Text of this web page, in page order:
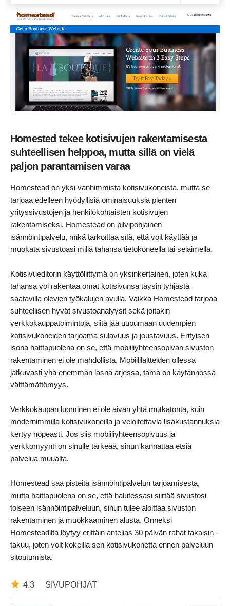
Homested tekee kotisivujen rakentamisesta
suhteellisen helppoa, mutta sillä on vielä
paljon parantamisen varaa
Homestead on yksi vanhimmista kotisivukoneista, mutta se
tarjoaa edelleen hyödyllisiä ominaisuuksia pienten
yrityssivustojen ja henkilökohtaisten kotisivujen
rakentamiseksi. Homestead on pilvipohjainen
isännöintipalvelu, mikä tarkoittaa sitä, että voit käyttää ja
muokata sivustoasi millä tahansa tietokoneella tai selaimella.
Kotisivueditorin käyttöliittymä on yksinkertainen, joten kuka
tahansa voi rakentaa omat kotisivunsa täysin tyhjästä
saatavilla olevien työkalujen avulla. Vaikka Homestead tarjoaa
suhteellisen hyvät sivustoanalyysit sekä joitakin
verkkokauppatoimintoja, siitä jää uupumaan uudempien
kotisivukoneiden tarjoama sulavuus ja joustavuus. Erityisen
isona haittapuolena on se, että mobiiliyhteensopivan sivuston
rakentaminen ei ole mahdollista. Mobiililaitteiden ollessa
jatkuvasti yhä enemmän läsnä arjessa, tämä on käytännössä
välttämättömyys.
Verkkokaupan luominen ei ole aivan yhtä mutkatonta, kuin
modernimmilla kotisivukoneilla ja veloitettavia lisäkustannuksia
kertyy nopeasti. Jos siis mobiiliyhteensopivuus ja
verkkomyynti on sinulle tärkeää, sinun kannattaa etsiä
palvelua muualta.
Homestead saa pisteitä isännöintipalvelun tarjoamisesta,
mutta haittapuolena on se, että halutessasi siirtää sivustosi
toiseen isännöintipalveluun, sinun tulee aloittaa sivuston
rakentaminen ja muokkaaminen alusta. Onneksi
Homesteadilta löytyy erittäin antelias 30 päivän rahat takaisin -
takuu, joten voit kokeilla sen kotisivukonetta ennen palveluun
sitoutumista.
4.3 SIVUPOHJAT